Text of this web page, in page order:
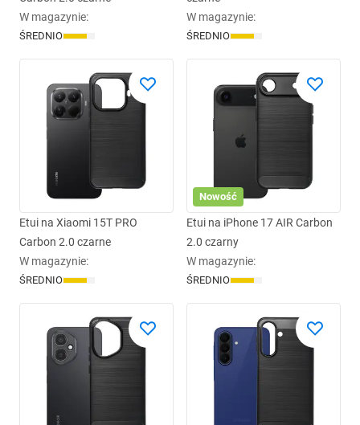
W magazynie:
ŚREDNIO
W magazynie:
ŚREDNIO
Etui na Xiaomi 15T PRO
Carbon 2.0 czarne
W magazynie:
ŚREDNIO
Nowość
Etui na iPhone 17 AIR Carbon
2.0 czarny
W magazynie:
ŚREDNIO